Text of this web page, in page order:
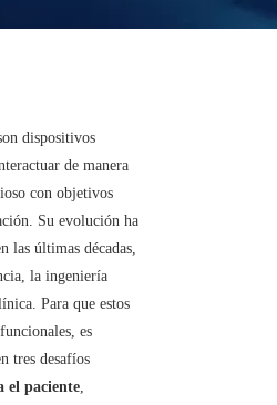
dispositivos
de manera
con objetivos
Su evolución ha
las últimas décadas,
la ingeniería
Para que estos
es
tres desafíos
el paciente,